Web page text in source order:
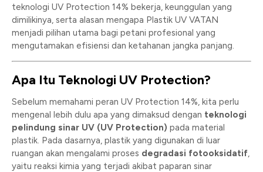
teknologi UV Protection 14% bekerja, keunggulan yang
dimilikinya, serta alasan mengapa Plastik UV VATAN
menjadi pilihan utama bagi petani profesional yang
mengutamakan efisiensi dan ketahanan jangka panjang.
Apa Itu Teknologi UV Protection?
Sebelum memahami peran UV Protection 14%, kita perlu
mengenal lebih dulu apa yang dimaksud dengan teknologi
pelindung sinar UV (UV Protection) pada material
plastik. Pada dasarnya, plastik yang digunakan di luar
ruangan akan mengalami proses degradasi fotooksidatif,
yaitu reaksi kimia yang terjadi akibat paparan sinar